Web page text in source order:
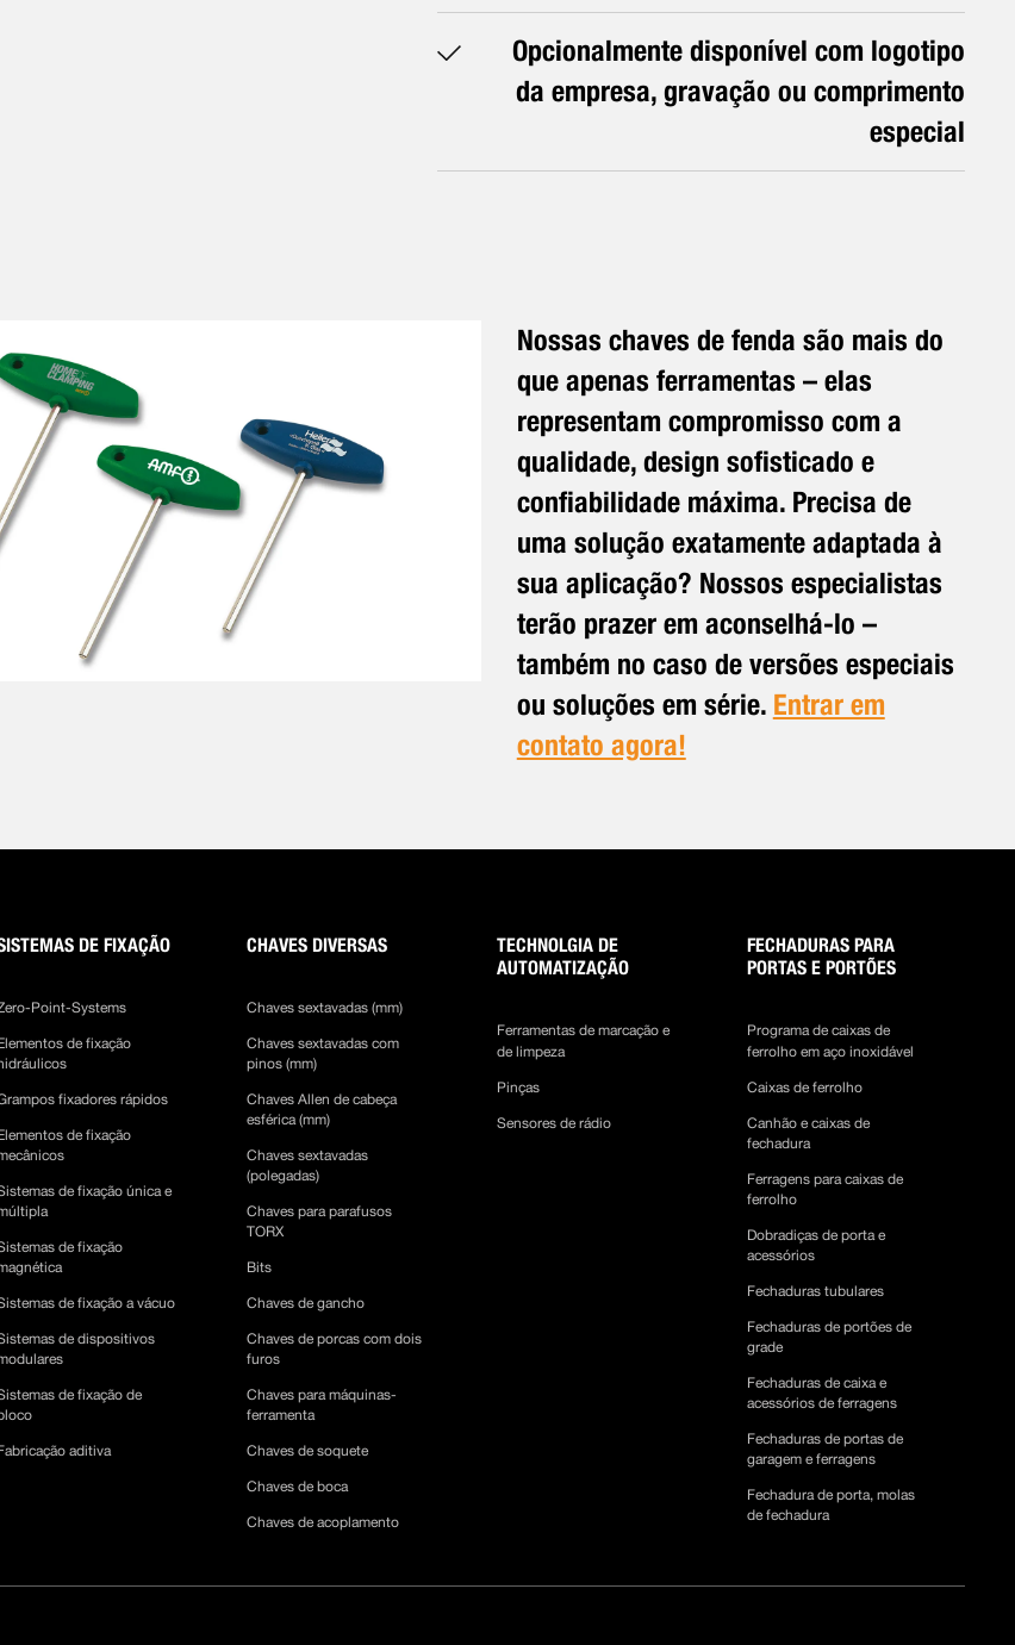
Opcionalmente disponível com logotipo
da empresa, gravação ou comprimento
especial
Nossas chaves de fenda são mais do
que apenas ferramentas – elas
representam compromisso com a
qualidade, design sofisticado e
confiabilidade máxima. Precisa de
uma solução exatamente adaptada à
sua aplicação? Nossos especialistas
terão prazer em aconselhá-lo –
também no caso de versões especiais
ou soluções em série. Entrar em
contato agora!
DE FIXAÇÃO
Point-Systems
de fixação
fixadores rápidos
de fixação
de fixação única e
de fixação
de fixação a vácuo
de dispositivos
de fixação de
aditiva
CHAVES DIVERSAS
Chaves sextavadas (mm)
Chaves sextavadas com
pinos (mm)
Chaves Allen de cabeça
esférica (mm)
Chaves sextavadas
(polegadas)
Chaves para parafusos
TORX
Bits
Chaves de gancho
Chaves de porcas com dois
furos
Chaves para máquinas-
ferramenta
Chaves de soquete
Chaves de boca
Chaves de acoplamento
TECHNOLGIA DE
AUTOMATIZAÇÃO
Ferramentas de marcação e
de limpeza
Pinças
Sensores de rádio
FECHADURAS PARA
PORTAS E PORTÕES
Programa de caixas de
ferrolho em aço inoxidável
Caixas de ferrolho
Canhão e caixas de
fechadura
Ferragens para caixas de
ferrolho
Dobradiças de porta e
acessórios
Fechaduras tubulares
Fechaduras de portões de
grade
Fechaduras de caixa e
acessórios de ferragens
Fechaduras de portas de
garagem e ferragens
Fechadura de porta, molas
de fechadura